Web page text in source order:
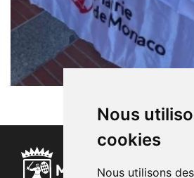
Nous
cookies
Nous utilisons